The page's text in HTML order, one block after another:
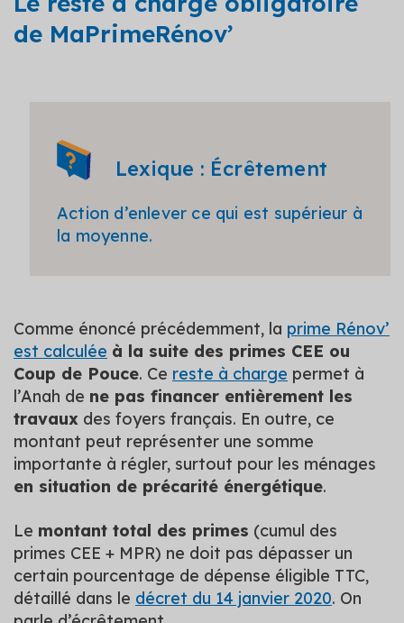
de MaPrimeRénov’
Lexique : Écrêtement
Action d’enlever ce qui est supérieur à
la moyenne.
Comme énoncé précédemment, la prime Rénov’
est calculée à la suite des primes CEE ou
Coup de Pouce. Ce reste à charge permet à
l’Anah de ne pas financer entièrement les
travaux des foyers français. En outre, ce
montant peut représenter une somme
importante à régler, surtout pour les ménages
en situation de précarité énergétique.
Le montant total des primes (cumul des
primes CEE + MPR) ne doit pas dépasser un
certain pourcentage de dépense éligible TTC,
détaillé dans le décret du 14 janvier 2020. On